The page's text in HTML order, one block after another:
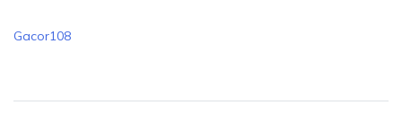
Gacor108